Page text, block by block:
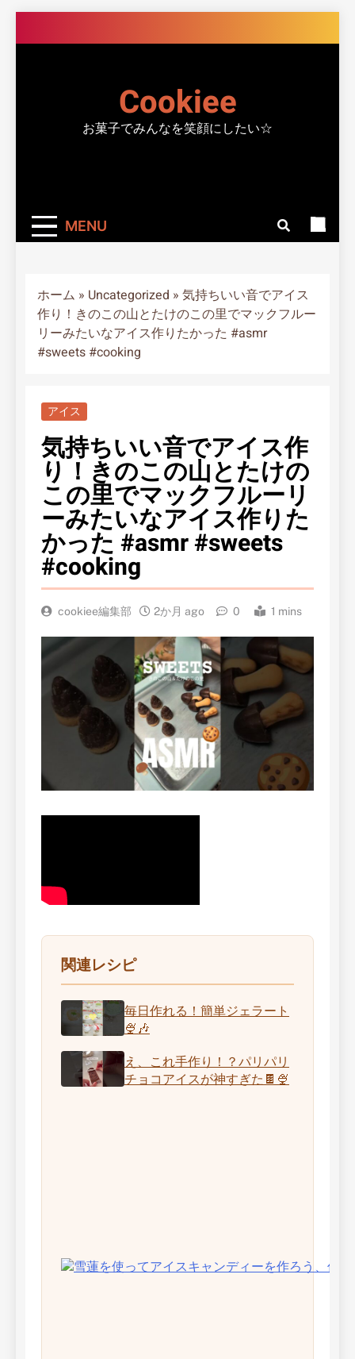
to
Cookiee
お菓子でみんなを笑顔にしたい☆
MENU
ホーム » Uncategorized » 気持ちいい音でアイス
作り！きのこの山とたけのこの里でマックフルー
リーみたいなアイス作りたかった #asmr
#sweets #cooking
アイス
気持ちいい音でアイス作
り！きのこの山とたけの
この里でマックフルーリ
ーみたいなアイス作りた
かった #asmr #sweets
#cooking
cookiee編集部 2か月 ago 0 1 mins
関連レシピ
毎日作れる！簡単ジェラート
🍨🎶
え、これ手作り！？パリパリ
チョコアイスが神すぎた🍫🍨